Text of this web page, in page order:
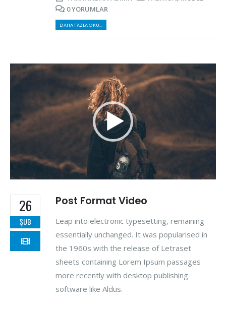
0 YORUMLAR
DAHA FAZLA OKU...
Video
oynatıcı
26
ŞUB
Post Format Video
Leap into electronic typesetting, remaining
essentially unchanged. It was popularised in
the 1960s with the release of Letraset
sheets containing Lorem Ipsum passages
more recently with desktop publishing
software like Aldus.